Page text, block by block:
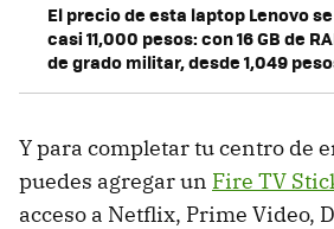
El precio de esta laptop Lenovo
casi 11,000 pesos: con 16 GB de
de grado militar, desde 1,049
Y para completar tu centro de
puedes agregar un Fire TV
acceso a Netflix, Prime Video,